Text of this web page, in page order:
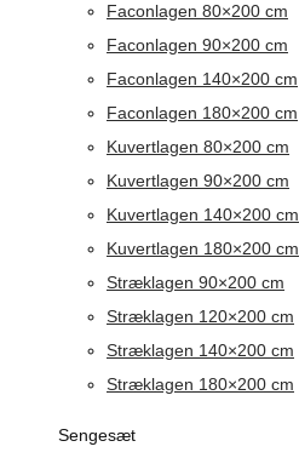
Faconlagen 80×200 cm
Faconlagen 90×200 cm
Faconlagen 140×200 cm
Faconlagen 180×200 cm
Kuvertlagen 80×200 cm
Kuvertlagen 90×200 cm
Kuvertlagen 140×200 cm
Kuvertlagen 180×200 cm
Stræklagen 90×200 cm
Stræklagen 120×200 cm
Stræklagen 140×200 cm
Stræklagen 180×200 cm
Sengesæt